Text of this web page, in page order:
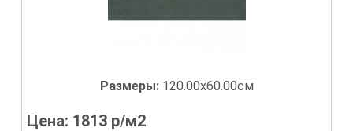
Размеры: 120.00x60.00см
Цена: 1813 р/м2